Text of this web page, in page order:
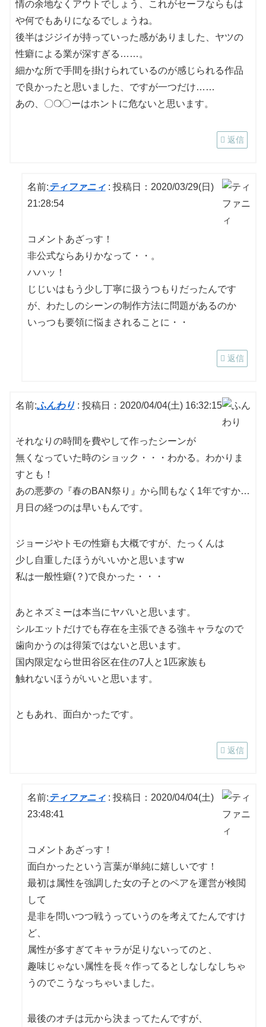
情の余地なくアウトでしょう、これがセーフならもは
や何でもありになるでしょうね。
後半はジジイが持っていった感がありました、ヤツの
性癖による業が深すぎる……。
細かな所で手間を掛けられているのが感じられる作品
で良かったと思いました、ですが一つだけ……
あの、〇❍〇ーはホントに危ないと思います。
返信
名前:ティファニィ: 投稿日：2020/03/29(日)
21:28:54
コメントあざっす！
非公式ならありかなって・・。
ハハッ！
じじいはもう少し丁寧に扱うつもりだったんです
が、わたしのシーンの制作方法に問題があるのか
いっつも要領に悩まされることに・・
返信
名前:ふんわり : 投稿日：2020/04/04(土) 16:32:15
それなりの時間を費やして作ったシーンが
無くなっていた時のショック・・・わかる。わかりま
すとも！
あの悪夢の『春のBAN祭り』から間もなく1年ですか…
月日の経つのは早いもんです。
ジョージやトモの性癖も大概ですが、たっくんは
少し自重したほうがいいかと思いますw
私は一般性癖(？)で良かった・・・
あとネズミーは本当にヤバいと思います。
シルエットだけでも存在を主張できる強キャラなので
歯向かうのは得策ではないと思います。
国内限定なら世田谷区在住の7人と1匹家族も
触れないほうがいいと思います。
ともあれ、面白かったです。
返信
名前:ティファニィ: 投稿日：2020/04/04(土)
23:48:41
コメントあざっす！
面白かったという言葉が単純に嬉しいです！
最初は属性を強調した女の子とのペアを運営が検閲
して
是非を問いつつ戦うっていうのを考えてたんですけ
ど、
属性が多すぎてキャラが足りないってのと、
趣味じゃない属性を長々作ってるとしなしなしちゃ
うのでこうなっちゃいました。
最後のオチは元から決まってたんですが、